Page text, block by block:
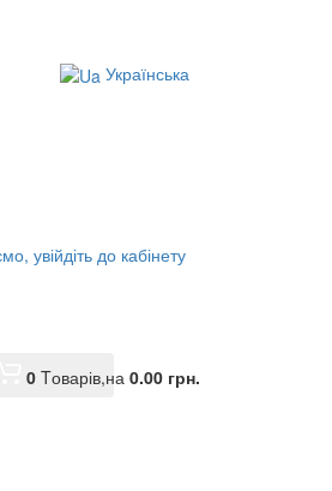
Українська
увійдіть до кабінету
0 Tоварів,на 0.00 грн.